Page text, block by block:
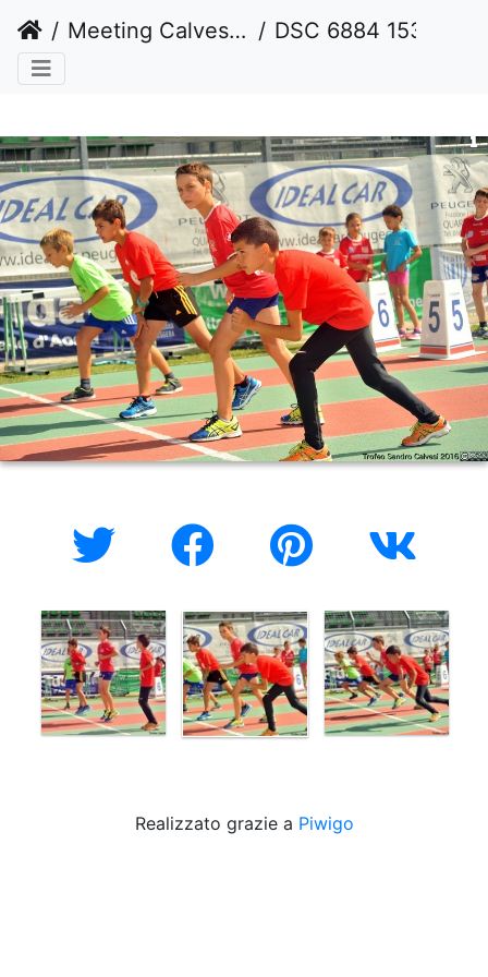
Meeting Calvesi estate 2016 (outdoor) DSC 6884 1536 watermarked
Realizzato grazie a Piwigo